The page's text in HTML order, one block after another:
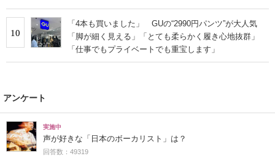
10
「4本も買いました」 GUの“2990円パンツ”が大人気
「脚が細く見える」「とても柔らかく履き心地抜群」
「仕事でもプライベートでも重宝します」
アンケート
実施中
声が好きな「日本のボーカリスト」は？
回答数：49319